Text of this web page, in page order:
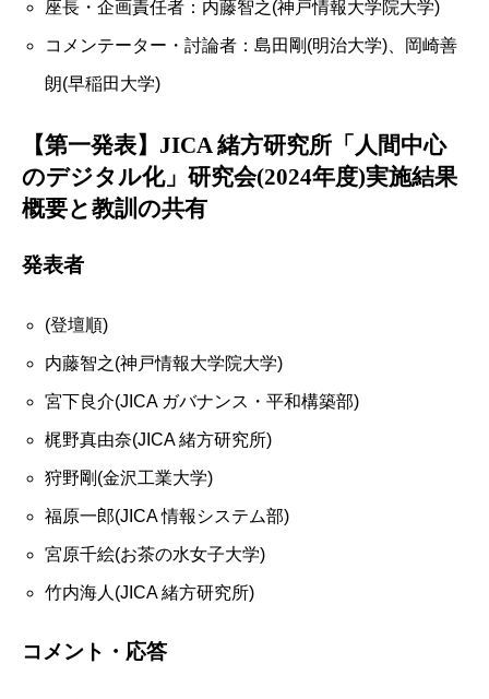
座長・企画責任者：内藤智之(神戸情報大学院大学)
コメンテーター・討論者：島田剛(明治大学)、岡崎善
朗(早稲田大学)
【第一発表】JICA 緒方研究所「人間中心
のデジタル化」研究会(2024年度)実施結果
概要と教訓の共有
発表者
(登壇順)
内藤智之(神戸情報大学院大学)
宮下良介(JICA ガバナンス・平和構築部)
梶野真由奈(JICA 緒方研究所)
狩野剛(金沢工業大学)
福原一郎(JICA 情報システム部)
宮原千絵(お茶の水女子大学)
竹内海人(JICA 緒方研究所)
コメント・応答